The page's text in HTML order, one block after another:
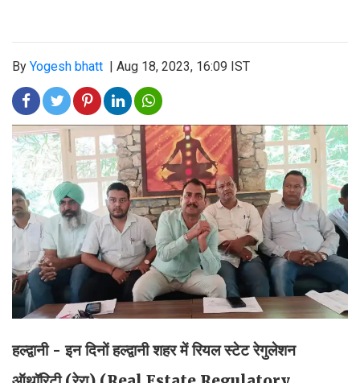
By Yogesh bhatt Aug 18, 2023, 16:09 IST
हल्द्वानी - इन दिनों हल्द्वानी शहर में रियल स्टेट रेगुलेशन